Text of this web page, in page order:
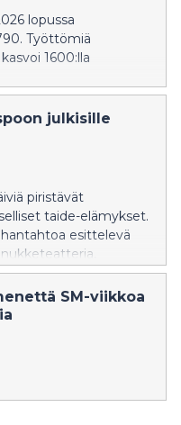
lopussa
Työttömiä
1600:lla
julkisille
piristävät
taide-elämykset.
esittelevä
SM-viikkoa